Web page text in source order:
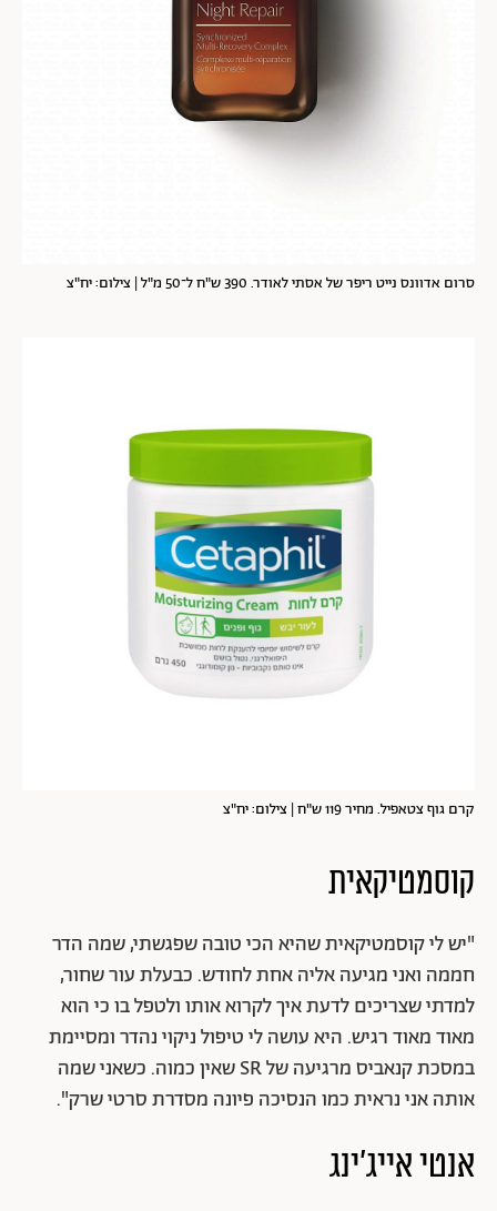
סרום אדוונס נייט ריפר של אסתי לאודר. 390 ש"ח ל־50 מ"ל | צילום: יח"צ
קרם גוף צטאפיל. מחיר 119 ש"ח | צילום: יח"צ
קוסמטיקאית
"יש לי קוסמטיקאית שהיא הכי טובה שפגשתי, שמה הדר
חממה ואני מגיעה אליה אחת לחודש. כבעלת עור שחור,
למדתי שצריכים לדעת איך לקרוא אותו ולטפל בו כי הוא
מאוד מאוד רגיש. היא עושה לי טיפול ניקוי נהדר ומסיימת
במסכת קנאביס מרגיעה של SR שאין כמוה. כשאני שמה
אותה אני נראית כמו הנסיכה פיונה מסדרת סרטי שרק".
אנטי אייג'ינג